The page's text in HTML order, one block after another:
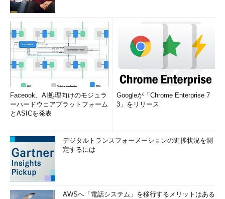
Faceook、AI処理向けのモジュラ
ーハードウェアプラットフォーム
とASICを発表
Googleが「Chrome Enterprise 7
3」をリリース
デジタルトランスフォーメーションの進捗状況を測
定するには
AWSへ「電話システム」を移行するメリットはある